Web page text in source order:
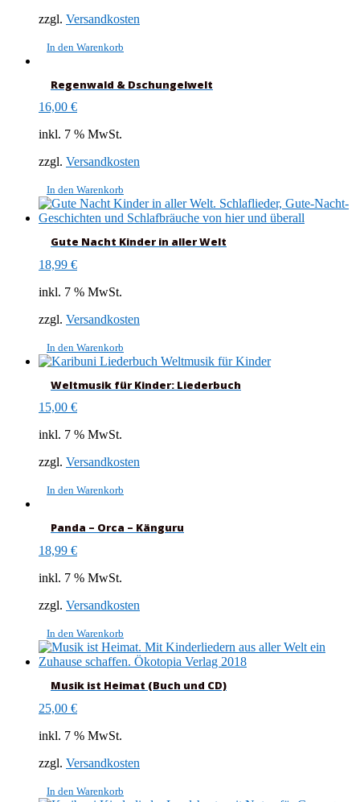
zzgl. Versandkosten
In den Warenkorb
Regenwald & Dschungelwelt
16,00 €
inkl. 7 % MwSt.
zzgl. Versandkosten
In den Warenkorb
Gute Nacht Kinder in aller Welt
18,99 €
inkl. 7 % MwSt.
zzgl. Versandkosten
In den Warenkorb
Weltmusik für Kinder: Liederbuch
15,00 €
inkl. 7 % MwSt.
zzgl. Versandkosten
In den Warenkorb
Panda – Orca – Känguru
18,99 €
inkl. 7 % MwSt.
zzgl. Versandkosten
In den Warenkorb
Musik ist Heimat (Buch und CD)
25,00 €
inkl. 7 % MwSt.
zzgl. Versandkosten
In den Warenkorb